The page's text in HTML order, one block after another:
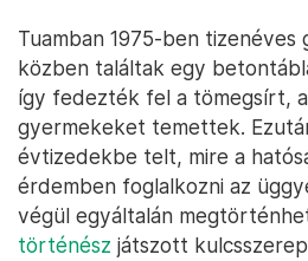
Tuamban 1975-ben
közben találtak egy
így fedezték fel a tömegsírt,
gyermekeket temettek.
évtizedekbe telt, mire a
érdemben foglalkozni az
végül egyáltalán
történész játszott